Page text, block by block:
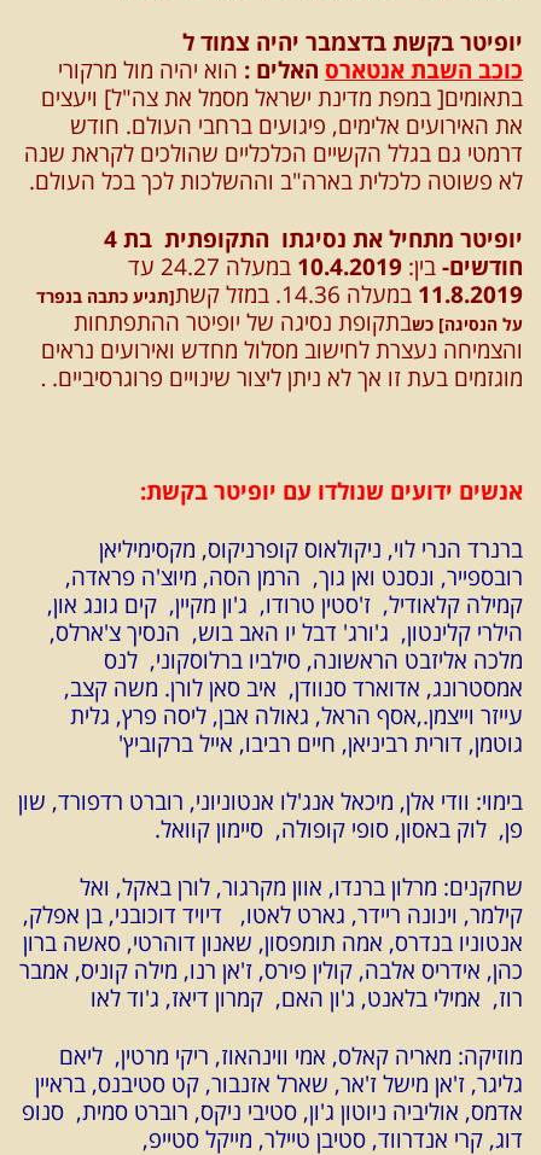
יופיטר בקשת בדצמבר יהיה צמוד ל
כוכב השבת אנטארס האלים : הוא יהיה מול מרקורי
בתאומים[ במפת מדינת ישראל מסמל את צה"ל] ויעצים
את האירועים אלימים, פיגועים ברחבי העולם. חודש
דרמטי גם בגלל הקשיים הכלכליים שהולכים לקראת שנה
לא פשוטה כלכלית בארה"ב וההשלכות לכך בכל העולם.
יופיטר מתחיל את נסיגתו התקופתית בת 4
חודשים- בין: 10.4.2019 במעלה 24.27 עד
11.8.2019 במעלה 14.36. במזל קשת
[תגיע כתבה בנפרד
על הנסיגה] כשבתקופת נסיגה של יופיטר ההתפתחות
והצמיחה נעצרת לחישוב מסלול מחדש ואירועים נראים
מוגזמים בעת זו אך לא ניתן ליצור שינויים פרוגרסיביים. .
אנשים ידועים שנולדו עם יופיטר בקשת:
ברנרד הנרי לוי, ניקולאוס קופרניקוס, מקסימיליאן
רובספייר, ונסנט ואן גוך, הרמן הסה, מיוצ'ה פראדה,
קמילה קלאודיל, ז'סטין טרודו, ג'ון מקיין, קים גונג און,
הילרי קלינטון, ג'ורג' דבל יו האב בוש, הנסיך צ'ארלס,
מלכה אליזבט הראשונה, סילביו ברלוסקוני, לנס
אמסטרונג, אדוארד סנוודן, איב סאן לורן. משה קצב,
עייזר וייצמן.,אסף הראל, גאולה אבן, ליסה פרץ, גלית
גוטמן, דורית רביניאן, חיים רביבו, אייל ברקוביץ'
בימוי: וודי אלן, מיכאל אנג'לו אנטוניוני, רוברט רדפורד, שון
פן, לוק באסון, סופי קופולה, סיימון קוואל.
שחקנים: מרלון ברנדו, אוון מקרגור, לורן באקל, ואל
קילמר, וינונה ריידר, גארט לאטו, דיויד דוכובני, בן אפלק,
אנטוניו בנדרס, אמה תומפסון, שאנון דוהרטי, סאשה ברון
כהן, אידריס אלבה, קולין פירס, ז'אן רנו, מילה קוניס, אמבר
רוז, אמילי בלאנט, ג'ון האם, קמרון דיאז, ג'וד לאו
מוזיקה: מאריה קאלס, אמי ווינהאוז, ריקי מרטין, ליאם
גליגר, ז'אן מישל ז'אר, שארל אזנבור, קט סטיבנס, בראיין
אדמס, אוליביה ניוטון ג'ון, סטיבי ניקס, רוברט סמית, סנופ
דוג, קרי אנדרווד, סטיבן טיילר, מייקל סטייפ,